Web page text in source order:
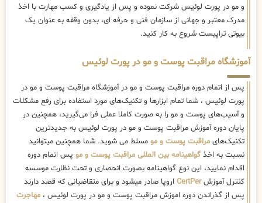
و مو در پورت لوئیس شرکت نموده و پس از یادگیری و کسب مهارت با اخذ
مدرک معتبر و جهانی از سازمان فنی و حرفه ای، بدون وقفه به عنوان یک
بیوتی تراپیست شروع به کار کنید.
آموزشگاه مراقبت پوست و مو در پورت لوئیس
پس از اتمام دوره مراقبت پوست و مو در آموزشگاه مراقبت پوست و مو در
پورت لوئیس ، شما تمام ابزارها و تکنیک‌های مورد استفاده برای رفع مشکلات
و آسیب‌های پوست و مو را به صورت کاملا عملی فرا می‌گیرید، همچنین در
پایان دوره آموزش مراقبت پوست و مو در پورت لوئیس به جدیدترین
تکنیک‌های مراقبت پوست و مو مسلط می شوید. شما همچنین میتوانید
نسبت به اخذ گواهینامه بین المللی مراقبت پوست و مو پس اتمام دوره
اقدام نمایید، این نوع گواهینامه بصورت انحصاری و تحت نظارت موسسه
کنترل آموزشCertPer اروپا صادر میشود و برای متقاضیانی که قصد دارند
پس از گذراندن دوره اموزش مراقبت پوست و مو در پورت لوئیس ، مهاجرت